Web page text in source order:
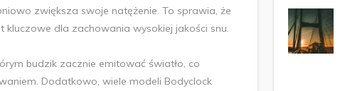
zwiększa swoje natężenie. To sprawia, że
kluczowe dla zachowania wysokiej jakości snu.
budzik zacznie emitować światło, co
Dodatkowo, wiele modeli Bodyclock